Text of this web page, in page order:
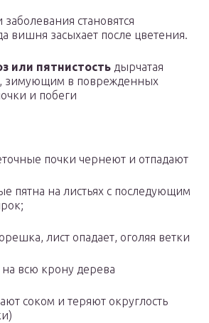
становятся
вишня засыхает после цветения.
или пятнистость дырчатая
зимующим в поврежденных
и побеги
почки чернеют и отпадают
пятна на листьях с последующим
лист опадает, оголяя ветки
всю крону дерева
соком и теряют округлость